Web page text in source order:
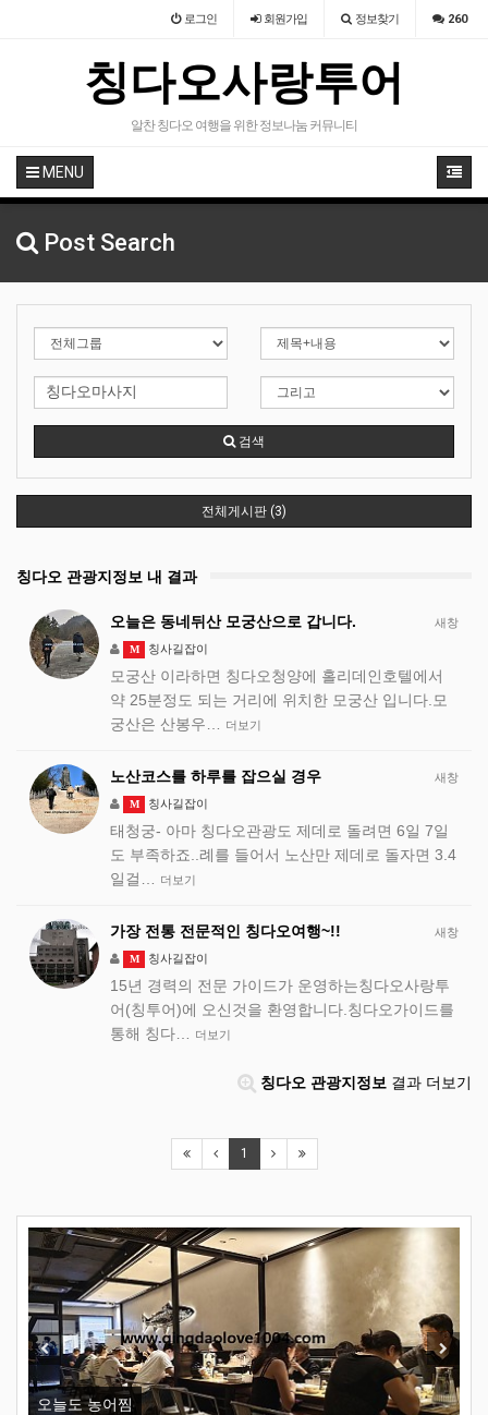
로그인 회원가입 정보찾기 260
칭다오사랑투어
알찬 칭다오 여행을 위한 정보나눔 커뮤니티
MENU
Post Search
검색
전체게시판 (3)
칭다오 관광지정보 내 결과
새창
오늘은 동네뒤산 모궁산으로 갑니다.
M 칭사길잡이
모궁산 이라하면 칭다오청양에 홀리데인호텔에서
약 25분정도 되는 거리에 위치한 모궁산 입니다.모
궁산은 산봉우…
더보기
새창
노산코스를 하루를 잡으실 경우
M 칭사길잡이
태청궁- 아마 칭다오관광도 제데로 돌려면 6일 7일
도 부족하죠..례를 들어서 노산만 제데로 돌자면 3.4
일걸…
더보기
새창
가장 전통 전문적인 칭다오여행~!!
M 칭사길잡이
15년 경력의 전문 가이드가 운영하는칭다오사랑투
어(칭투어)에 오신것을 환영합니다.​​칭다오가이드를
통해 칭다…
더보기
칭다오 관광지정보 결과 더보기
1
오늘도 농어찜
Previous Next